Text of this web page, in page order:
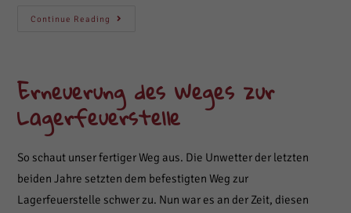
Continue Reading
Offene
Erneuerung des Weges zur
Lagerfeuerstelle
So schaut unser fertiger Weg aus. Die Unwetter der letzten
beiden Jahre setzten dem befestigten Weg zur
Lagerfeuerstelle schwer zu. Nun war es an der Zeit, diesen